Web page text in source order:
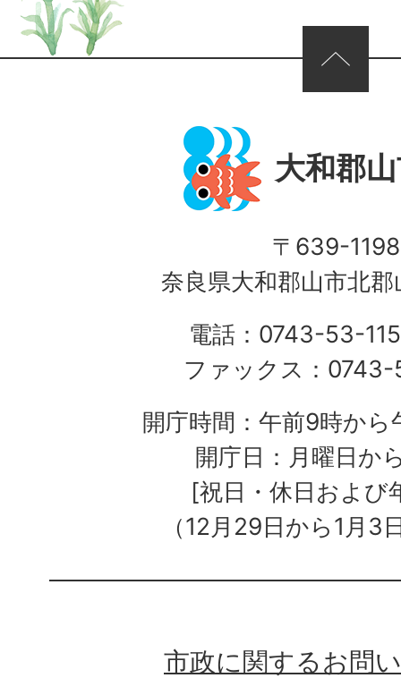
ページの先頭へ
大和郡
〒639-1198
奈良県大和郡山市北
電話：0743-53-
ファックス：
開庁時間：午前9時か
開庁日：月曜日か
[祝日・休日および
（12月29日から1月3
市政に関するお問